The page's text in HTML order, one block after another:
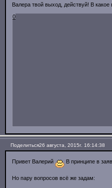
Валера твой выход, действуй! В
0
Поделиться26 августа, 2015г. 16:14:38
Привет Валерий В принципе в
Но пару вопросов всё же задам: